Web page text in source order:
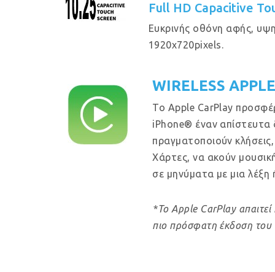
Full HD Capacitive
Eυκρινής οθόνη αφής,
1920x720pixels.
WIRELESS
Το Apple CarPlay
iPhone® έναν απίστευτα
πραγματοποιούν
Χάρτες, να ακούν
σε μηνύματα με μια λέξη
*Το Apple CarPlay
πιο πρόσφατη έκδοση του